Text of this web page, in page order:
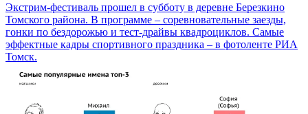
Экстрим-фестиваль прошел в субботу в деревне Березкино
Томского района. В программе – соревновательные заезды,
гонки по бездорожью и тест-драйвы квадроциклов. Самые
эффектные кадры спортивного праздника – в фотоленте РИА
Томск.